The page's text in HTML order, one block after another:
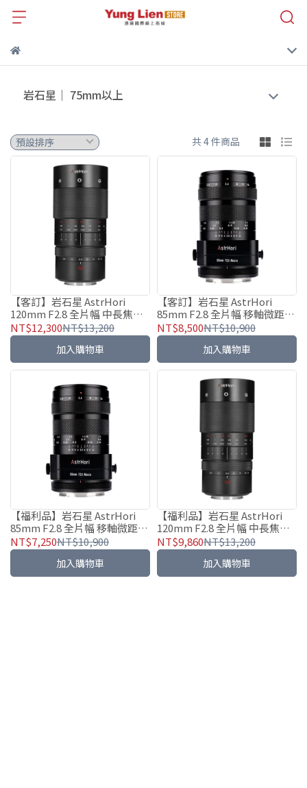
岩石星｜ 75mm以上
共 4 件商品
【客訂】岩石星 AstrHori
120mm F2.8 全片幅 中長焦微
距鏡頭
NT$12,300NT$13,200
加入購物車
【客訂】岩石星 AstrHori
85mm F2.8 全片幅 移軸微距鏡
頭 微距 人像攝影
NT$8,500NT$10,900
加入購物車
【福利品】岩石星 AstrHori
85mm F2.8 全片幅 移軸微距鏡
頭 微距 人像攝影
NT$7,250NT$10,900
加入購物車
【福利品】岩石星 AstrHori
120mm F2.8 全片幅 中長焦微
距鏡頭
NT$9,860NT$13,200
加入購物車